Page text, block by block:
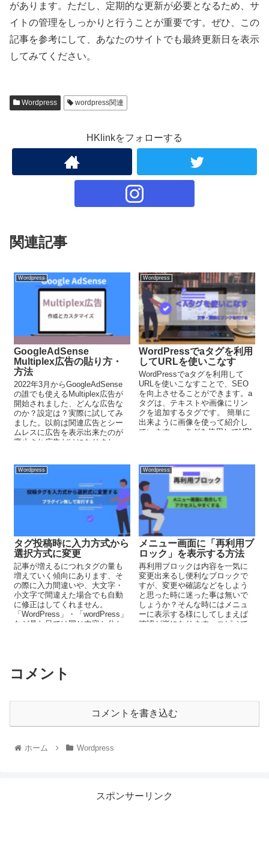
があります。ただし、定期的な更新が必要となるため、サ
イトの管理をしっかりと行うことが重要です。ぜひ、この
記事を参考にして、あなたのサイトでも最終更新日を表示
してみてください。
Wordpress wordpress関連
HKlinkをフォローする
関連記事
Wordpress
GoogleAdSense
Multiplex広告の貼り方・
方法
2022年3月からGoogleAdSense
の誰でも使えるMultiplex広告が
開始されました、どんな広告な
のか？設定は？実際に試してみ
ました。以前は関連広告とシー
ムレスに広告を表示出来たのが
廃止され広告だけになりまし
Wordpress
WordPressでaタグを利用
してURLを使いこなす
WordPressでaタグを利用して
URLを使いこなすことで、SEO
を向上させることができます。a
タグは、テキストや画像にリン
クを追加するタグです。 簡単に
出来ように画像を使って紹介し
ています。 aタグを使用してURL
Wordpress
タグ投稿時に入力方式から
選択方式に変更
記事が増えるにつれタグの量も
増えていく傾向にあります、そ
の際に入力間違いや、大文字・
小文字で間違えた場合でも自動
に修正はしてくれません。
「WordPress」・「wordPress」
など見た目では同じ内容と分か
Wordpress
メニュー画面に「再利用ブ
ロック」を表示する方法
再利用ブロックは内容を一気に
変更出来るし便利なブロックで
すが、変更や確認などをしよう
と思った時に迷った事は無いで
しょうか？そんな時にはメニュ
ーに表示する様にしてしまえば
確認が楽になります、コピペで
コメント
コメントを書き込む
ホーム Wordpress
スポンサーリンク